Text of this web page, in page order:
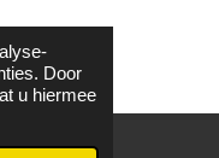
Door
u hiermee